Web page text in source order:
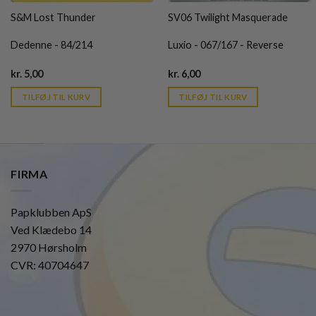
S&M Lost Thunder
Dedenne - 84/214
kr. 5,00Current
is:
kr. 39,95.
TILFØJ TIL KURV
SV06 Twilight Masquerade
Luxio - 067/167 - Reverse
kr.6,00Current
is:
kr. 39,95.
TILFØJ TIL KURV
FIRMA
Papklubben ApS
Ved Klædebo 14
2970 Hørsholm
CVR: 40704647